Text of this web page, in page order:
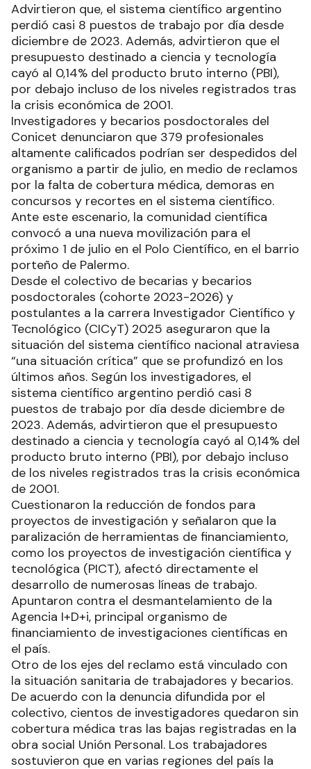
Advirtieron que, el sistema científico argentino
perdió casi 8 puestos de trabajo por día desde
diciembre de 2023. Además, advirtieron que el
presupuesto destinado a ciencia y tecnología
cayó al 0,14% del producto bruto interno (PBI),
por debajo incluso de los niveles registrados tras
la crisis económica de 2001.
Investigadores y becarios posdoctorales del
Conicet denunciaron que 379 profesionales
altamente calificados podrían ser despedidos del
organismo a partir de julio, en medio de reclamos
por la falta de cobertura médica, demoras en
concursos y recortes en el sistema científico.
Ante este escenario, la comunidad científica
convocó a una nueva movilización para el
próximo 1 de julio en el Polo Científico, en el barrio
porteño de Palermo.
Desde el colectivo de becarias y becarios
posdoctorales (cohorte 2023-2026) y
postulantes a la carrera Investigador Científico y
Tecnológico (CICyT) 2025 aseguraron que la
situación del sistema científico nacional atraviesa
“una situación crítica” que se profundizó en los
últimos años. Según los investigadores, el
sistema científico argentino perdió casi 8
puestos de trabajo por día desde diciembre de
2023. Además, advirtieron que el presupuesto
destinado a ciencia y tecnología cayó al 0,14% del
producto bruto interno (PBI), por debajo incluso
de los niveles registrados tras la crisis económica
de 2001.
Cuestionaron la reducción de fondos para
proyectos de investigación y señalaron que la
paralización de herramientas de financiamiento,
como los proyectos de investigación científica y
tecnológica (PICT), afectó directamente el
desarrollo de numerosas líneas de trabajo.
Apuntaron contra el desmantelamiento de la
Agencia I+D+i, principal organismo de
financiamiento de investigaciones científicas en
el país.
Otro de los ejes del reclamo está vinculado con
la situación sanitaria de trabajadores y becarios.
De acuerdo con la denuncia difundida por el
colectivo, cientos de investigadores quedaron sin
cobertura médica tras las bajas registradas en la
obra social Unión Personal. Los trabajadores
sostuvieron que en varias regiones del país la